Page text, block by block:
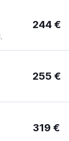
244 €
255 €
319 €